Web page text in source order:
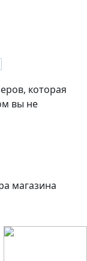
которая
вы не
магазина